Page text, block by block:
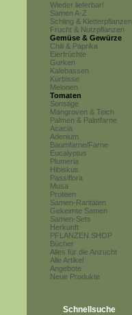
Wieder lieferbar!
Samen A-Z
Schling & Kletterpflanzen
Frucht & Nutzpflanzen
Gemüse & Gewürze
Chili & Paprika
Eierfrüchte
Gurken
Kalebassen
Kürbisse
Melonen
Tomaten
Sonstige
Mangroven & Teich
Palmen & Palmfarne
Acacia
Adenium
Baumfarne/Farne
Eucalyptus
Plumeria
Hibiskus
Passiflora
Musa
Proteen
Samen-Raritäten
Gekeimte Samen
Samen-Sets
Herkunft
PFLANZEN SHOP
Bücher
Alles für die Anzucht
Alle Artikel
Angebote
Neue Produkte
Schnellsuche